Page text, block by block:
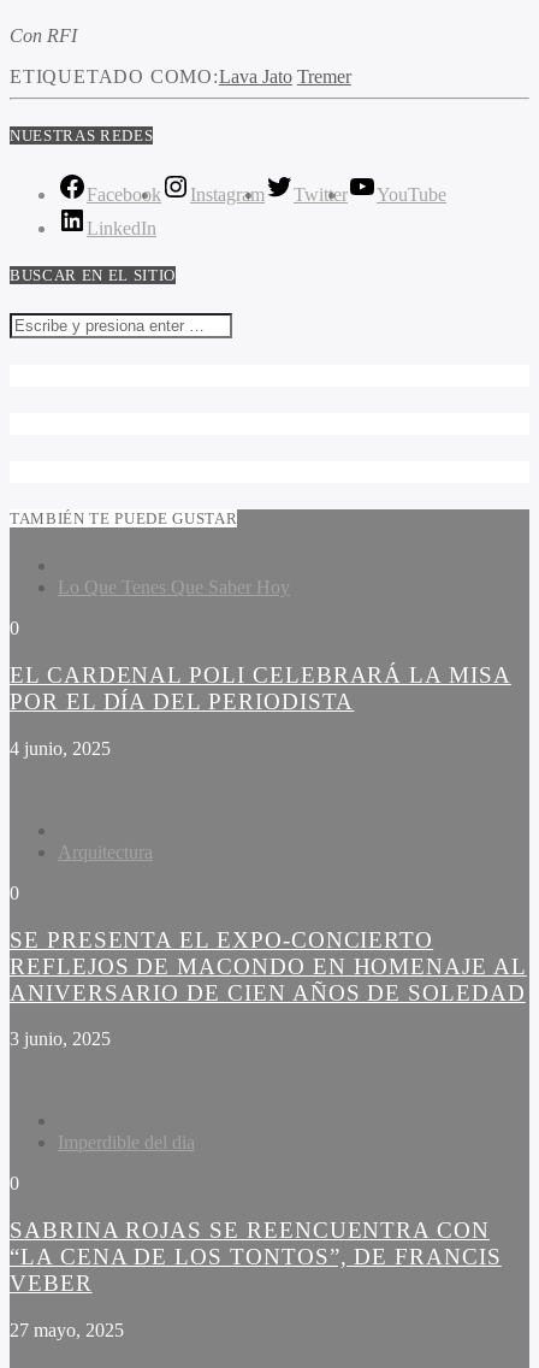
Con RFI
ETIQUETADO COMO:Lava Jato Tremer
NUESTRAS REDES
Facebook Instagram Twitter
YouTube
LinkedIn
BUSCAR EN EL SITIO
TAMBIÉN TE PUEDE GUSTAR
Lo Que Tenes Que Saber Hoy
0
EL CARDENAL POLI CELEBRARÁ LA MISA
POR EL DÍA DEL PERIODISTA
4 junio, 2025
Arquitectura
0
SE PRESENTA EL EXPO-CONCIERTO
REFLEJOS DE MACONDO EN HOMENAJE AL
ANIVERSARIO DE CIEN AÑOS DE SOLEDAD
3 junio, 2025
Imperdible del dia
0
SABRINA ROJAS SE REENCUENTRA CON
“LA CENA DE LOS TONTOS”, DE FRANCIS
VEBER
27 mayo, 2025